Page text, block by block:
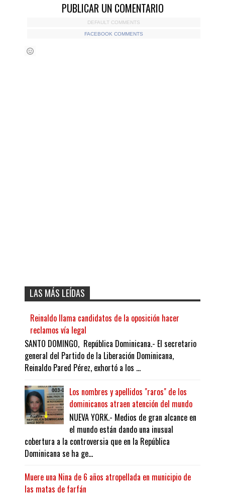
PUBLICAR UN COMENTARIO
DEFAULT COMMENTS
FACEBOOK COMMENTS
LAS MÁS LEÍDAS
Reinaldo llama candidatos de la oposición hacer
reclamos vía legal
SANTO DOMINGO, República Dominicana.- El secretario
general del Partido de la Liberación Dominicana,
Reinaldo Pared Pérez, exhortó a los ...
Los nombres y apellidos "raros" de los
dominicanos atraen atención del mundo
NUEVA YORK.- Medios de gran alcance en
el mundo están dando una inusual
cobertura a la controversia que en la República
Dominicana se ha ge...
Muere una Nina de 6 años atropellada en municipio de
las matas de farfán